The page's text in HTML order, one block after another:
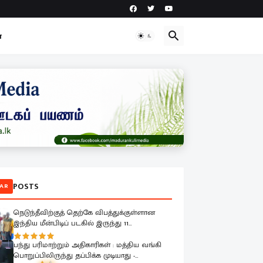
POSTS
நெடுந்தீவிற்குத் தெற்கே விபத்துக்குள்ளான
இந்திய மீன்பிடிப் படகில் இருந்து 11
மீனவர்களை இலங்கை கடற்படை பாதுகாப்பாக
மீட்டது
பந்து பரிமாற்றும் அதிகாரிகள் : மத்திய வங்கி
பொறுப்பிலிருந்து தப்பிக்க முடியாது -